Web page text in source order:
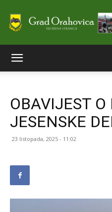
OBAVIJEST
JESENSKE
23 listopada, 2025 - 11:02